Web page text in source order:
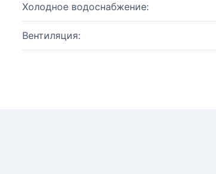
Холодное водоснабжение:
Вентиляция: